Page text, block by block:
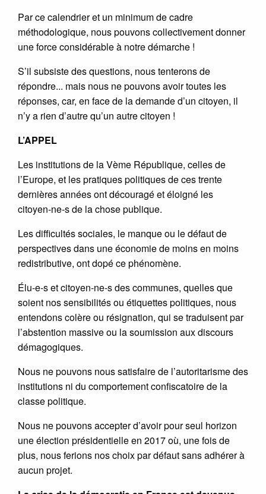
Par ce calendrier et un minimum de cadre
méthodologique, nous pouvons collectivement donner
une force considérable à notre démarche !
S’il subsiste des questions, nous tenterons de
répondre... mais nous ne pouvons avoir toutes les
réponses, car, en face de la demande d’un citoyen, il
n’y a rien d’autre qu’un autre citoyen !
L’APPEL
Les institutions de la Vème République, celles de
l’Europe, et les pratiques politiques de ces trente
dernières années ont découragé et éloigné les
citoyen-ne-s de la chose publique.
Les difficultés sociales, le manque ou le défaut de
perspectives dans une économie de moins en moins
redistributive, ont dopé ce phénomène.
Élu-e-s et citoyen-ne-s des communes, quelles que
soient nos sensibilités ou étiquettes politiques, nous
entendons colère ou résignation, qui se traduisent par
l’abstention massive ou la soumission aux discours
démagogiques.
Nous ne pouvons nous satisfaire de l’autoritarisme des
institutions ni du comportement confiscatoire de la
classe politique.
Nous ne pouvons accepter d’avoir pour seul horizon
une élection présidentielle en 2017 où, une fois de
plus, nous ferions nos choix par défaut sans adhérer à
aucun projet.